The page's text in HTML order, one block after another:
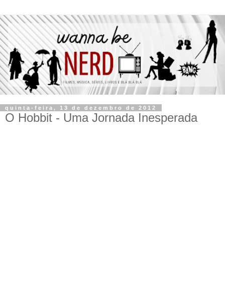
quinta-feira, 13 de dezembro de 2012
O Hobbit - Uma Jornada Inesperada